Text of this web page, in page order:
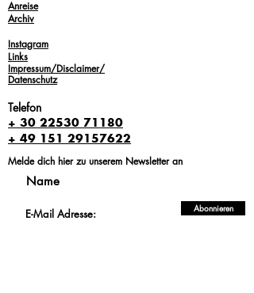
Anreise
Archiv
Instagram
Links
Impressum/Disclaimer/
Datenschutz
Telefon
+ 30 22530 71180
+ 49 151 29157622
Melde dich hier zu unserem Newsletter an
Abonnieren